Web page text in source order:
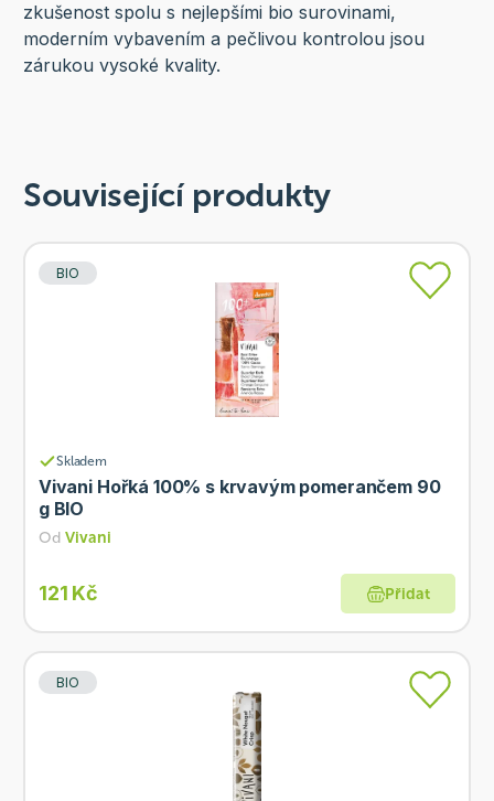
zkušenost spolu s nejlepšími bio surovinami,
moderním vybavením a pečlivou kontrolou jsou
zárukou vysoké kvality.
Související produkty
BIO
Skladem
Vivani Hořká 100% s krvavým pomerančem 90
g BIO
Od Vivani
121 Kč Přidat
BIO